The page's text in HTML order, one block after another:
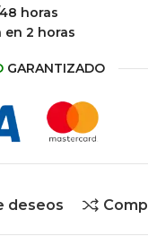
horas
en 2 horas
GARANTIZADO
deseos